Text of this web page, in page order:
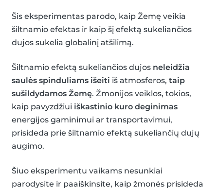
Šis eksperimentas parodo, kaip Žemę veikia
šiltnamio efektas ir kaip šį efektą sukeliančios
dujos sukelia globalinį atšilimą.
Šiltnamio efektą sukeliančios dujos neleidžia
saulės spinduliams išeiti iš atmosferos, taip
sušildydamos Žemę. Žmonijos veiklos, tokios,
kaip pavyzdžiui iškastinio kuro deginimas
energijos gaminimui ar transportavimui,
prisideda prie šiltnamio efektą sukeliančių dujų
augimo.
Šiuo eksperimentu vaikams nesunkiai
parodysite ir paaiškinsite, kaip žmonės prisideda